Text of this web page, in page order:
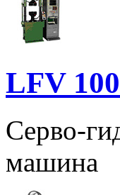
LFV
Серво-
машина